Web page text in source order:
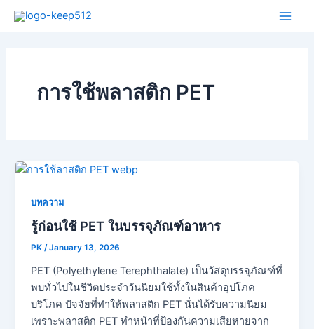
Skip
Main
การใช้พลาสติก PET
บทความ
รู้ก่อนใช้ PET ในบรรจุภัณฑ์อาหาร
PK/January 13, 2026
PET (Polyethylene Terephthalate) เป็นวัสดุบรรจุภัณฑ์ที่
พบทั่วไปในชีวิตประจำวันนิยมใช้ทั้งในสินค้าอุปโภค
บริโภค ปัจจัยที่ทำให้พลาสติก PET นั่นได้รับความนิยม
เพราะพลาสติก PET ทำหน้าที่ป้องกันความเสียหายจาก